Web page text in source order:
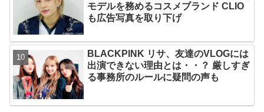
モデルを務めるコスメブランド CLIO
も広告写真を取り下げ
BLACKPINK リサ、友達のVLOGには
出演できない理由とは・・？ 厳しすぎ
る事務所のルールに疑問の声も